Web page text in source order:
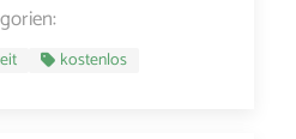
kostenlos